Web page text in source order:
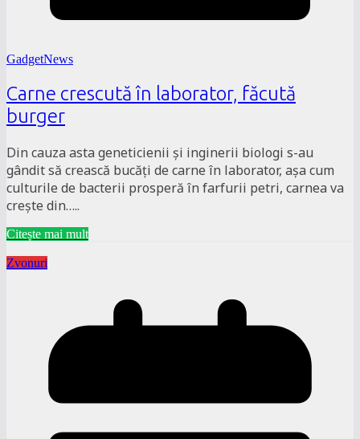
GadgetNews
Carne crescută în laborator, făcută
burger
Din cauza asta geneticienii și inginerii biologi s-au
gândit să crească bucăți de carne în laborator, așa cum
culturile de bacterii prosperă în farfurii petri, carnea va
crește din…..
Citește mai mult
Zvonuri